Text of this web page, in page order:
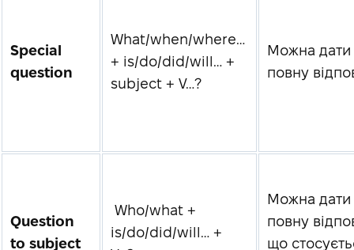
Special
question
What/when/where…
+ is/do/did/will… +
subject + V…?
Можна дати
повну
Question
to subject
Who/what +
is/do/did/will… +
Можна дати
повну
що